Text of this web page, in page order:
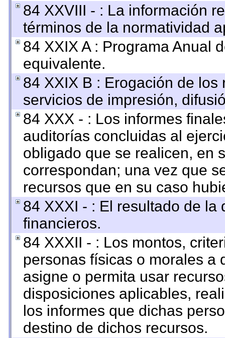
84 XXVIII - : La información
términos de la normatividad
84 XXIX A : Programa Anual
equivalente.
84 XXIX B : Erogación de
servicios de impresión,
84 XXX - : Los informes
auditorías concluidas al
obligado que se realicen, en
correspondan; una vez que
recursos que en su caso
84 XXXI - : El resultado de
financieros.
84 XXXII - : Los montos,
personas físicas o morales a
asigne o permita usar
disposiciones aplicables,
los informes que dichas
destino de dichos recursos.